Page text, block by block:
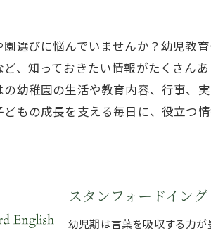
選びに悩んでいませんか？幼児教
、知っておきたい情報がたくさん
の幼稚園の生活や教育内容、行事、
もの成長を支える毎日に、役立つ
スタンフォードイング
幼児期は言葉を吸収する力